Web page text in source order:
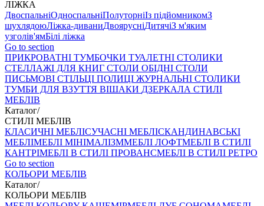
ЛІЖКА
ДвоспальніОдноспальніПолуторніІз підйомникомЗ
шухлядоюЛіжка-диваниДвоярусніДитячіЗ м'яким
узголів'ямБілі ліжка
Go to section
ПРИКРОВАТНІ ТУМБОЧКИ ТУАЛЕТНІ СТОЛИКИ
СТЕЛЛАЖІ ДЛЯ КНИГ СТОЛИ ОБІДНІ СТОЛИ
ПИСЬМОВІ СТІЛЬЦI ПОЛИЦІ ЖУРНАЛЬНІ СТОЛИКИ
ТУМБИ ДЛЯ ВЗУТТЯ ВІШАКИ ДЗЕРКАЛА СТИЛІ
МЕБЛІВ
Каталог/
СТИЛІ МЕБЛІВ
КЛАСИЧНІ МЕБЛІСУЧАСНІ МЕБЛІСКАНДИНАВСЬКІ
МЕБЛІМЕБЛІ МІНІМАЛІЗММЕБЛІ ЛОФТМЕБЛІ В СТИЛІ
КАНТРІМЕБЛІ В СТИЛІ ПРОВАНСМЕБЛІ В СТИЛІ РЕТРО
Go to section
КОЛЬОРИ МЕБЛІВ
Каталог/
КОЛЬОРИ МЕБЛІВ